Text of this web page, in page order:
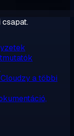
Cloudzy a többi